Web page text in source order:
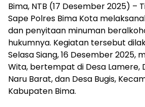
Bima, NTB (17 Desember 2025) –
Sape Polres Bima Kota
dan penyitaan minuman
hukumnya. Kegiatan tersebut
Selasa Siang, 16 Desember 2025,
Wita, bertempat di Desa Lamere,
Naru Barat, dan Desa Bugis,
Kabupaten Bima.